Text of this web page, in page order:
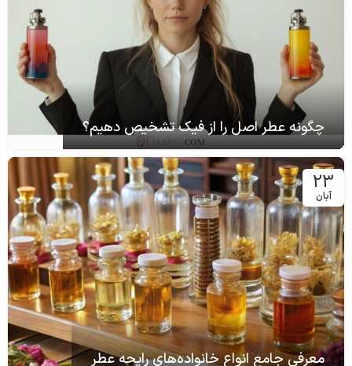
چگونه عطر اصل را از فیک تشخیص دهیم؟
23
آبان
معرفی جامع انواع خانواده‌های رایحه عطر